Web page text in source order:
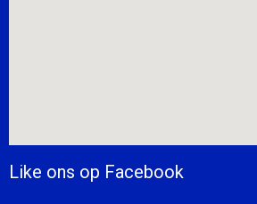
Like ons op Facebook